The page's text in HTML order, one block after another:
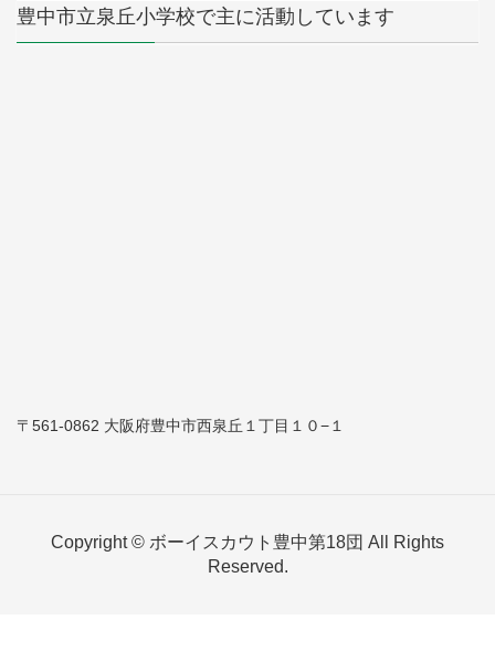
豊中市立泉丘小学校で主に活動しています
〒561-0862 大阪府豊中市西泉丘１丁目１０−１
Copyright © ボーイスカウト豊中第18団 All Rights
Reserved.